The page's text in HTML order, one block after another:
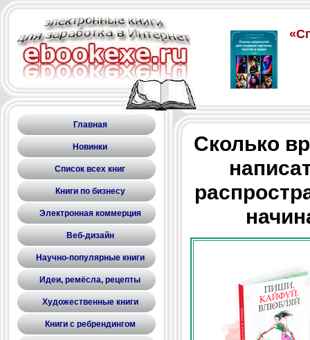
Главная
Новинки
Список всех книг
Книги по бизнесу
Электронная коммерция
Веб-дизайн
Научно-популярные книги
Идеи, ремёсла, рецепты
Художественные книги
Книги с ребрендингом
Сколько